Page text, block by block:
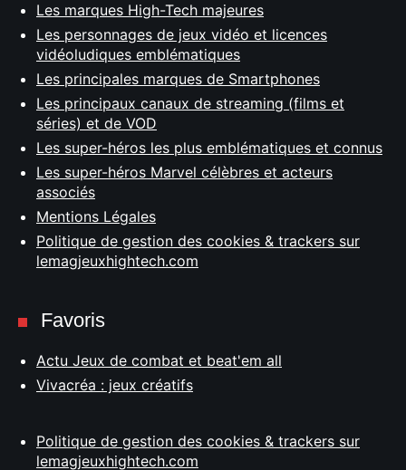
Les marques High-Tech majeures
Les personnages de jeux vidéo et licences
vidéoludiques emblématiques
Les principales marques de Smartphones
Les principaux canaux de streaming (films et
séries) et de VOD
Les super-héros les plus emblématiques et connus
Les super-héros Marvel célèbres et acteurs
associés
Mentions Légales
Politique de gestion des cookies & trackers sur
lemagjeuxhightech.com
Favoris
Actu Jeux de combat et beat'em all
Vivacréa : jeux créatifs
Politique de gestion des cookies & trackers sur
lemagjeuxhightech.com